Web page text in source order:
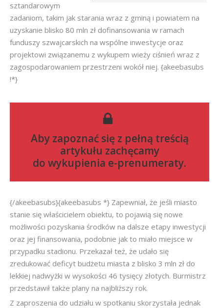
sztandarowym
zadaniom, takim jak starania wraz z gminą i powiatem na
uzyskanie blisko 80 mln zł dofinansowania w ramach
funduszy szwajcarskich na wspólne inwestycje oraz
projektowi związanemu z wykupem wieży ciśnień wraz z
zagospodarowaniem przestrzeni wokół niej. {akeebasubs
!*}
Aby zapoznać się z pełną treścią
artykułu zachęcamy
do wykupienia e-prenumeraty.
{/akeebasubs}{akeebasubs *} Zapewniał, że jeśli miasto
stanie się właścicielem obiektu, to pojawią się nowe
możliwości pozyskania środków na dalsze etapy inwestycji
oraz jej finansowania, podobnie jak to miało miejsce w
przypadku stadionu. Przekazał też, że udało się
zredukować deficyt budżetu miasta z blisko 3 mln zł do
lekkiej nadwyżki w wysokości 46 tysięcy złotych. Burmistrz
przedstawił także plany na najbliższy rok.
Z zaproszenia do udziału w spotkaniu skorzystała jednak